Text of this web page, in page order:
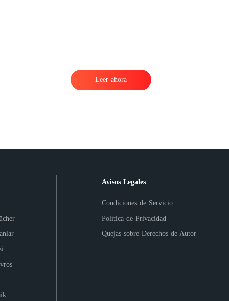
Leer ahora
Avisos Legales
Condiciones de Servicio
Política de Privacidad
Quejas sobre Derechos de Autor